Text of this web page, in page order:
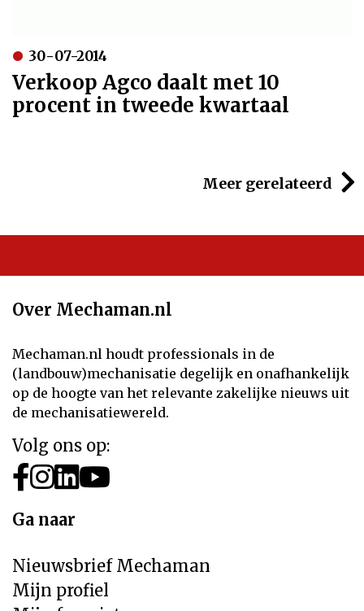
30-07-2014
Verkoop Agco daalt met 10
procent in tweede kwartaal
Meer gerelateerd
Over Mechaman.nl
Mechaman.nl houdt professionals in de
(landbouw)mechanisatie degelijk en onafhankelijk
op de hoogte van het relevante zakelijke nieuws uit
de mechanisatiewereld.
Volg ons op:
Ga naar
Nieuwsbrief Mechaman
Mijn profiel